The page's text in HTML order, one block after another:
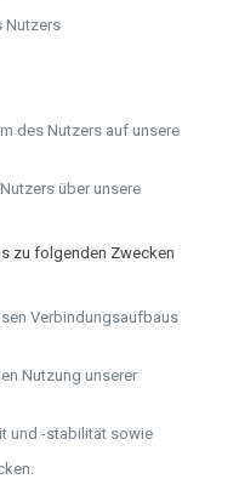
Nutzers
des Nutzers auf unsere
über unsere
zu folgenden Zwecken
Verbindungsaufbaus
Nutzung unserer
und -stabilität sowie